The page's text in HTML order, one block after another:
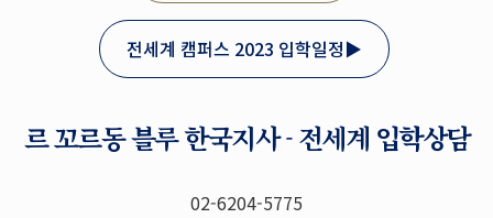
전세계 캠퍼스 2023 입학일정▶
르 꼬르동 블루 한국지사 - 전세계 입학상담
02-6204-5775